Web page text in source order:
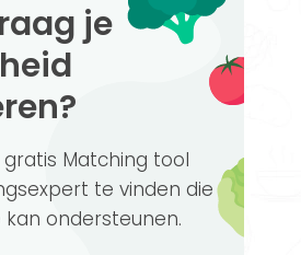
Matching tool
te vinden die
ondersteunen.